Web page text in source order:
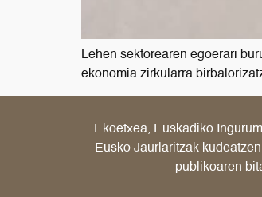
Lehen sektorearen egoerari
ekonomia zirkularra
Ekoetxea, Euskadiko
Eusko Jaurlaritzak
publikoaren